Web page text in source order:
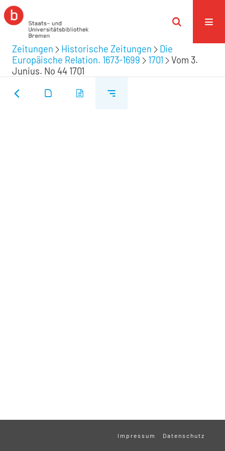
Zeitungen Historische Zeitungen
Die
Europäische Relation. 1673-1699
1701
Vom 3.
Junius. No 44 1701
Impressum Datenschutz